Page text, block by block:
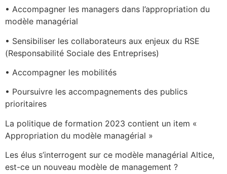
• Accompagner les managers dans l’appropriation du
modèle managérial
• Sensibiliser les collaborateurs aux enjeux du RSE
(Responsabilité Sociale des Entreprises)
• Accompagner les mobilités
• Poursuivre les accompagnements des publics
prioritaires
La politique de formation 2023 contient un item «
Appropriation du modèle managérial »
Les élus s’interrogent sur ce modèle managérial Altice,
est-ce un nouveau modèle de management ?